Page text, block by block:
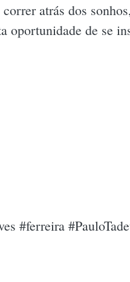
atrás dos
oportunidade de se
#ferreira